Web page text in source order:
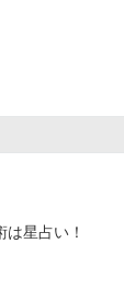
星占い！